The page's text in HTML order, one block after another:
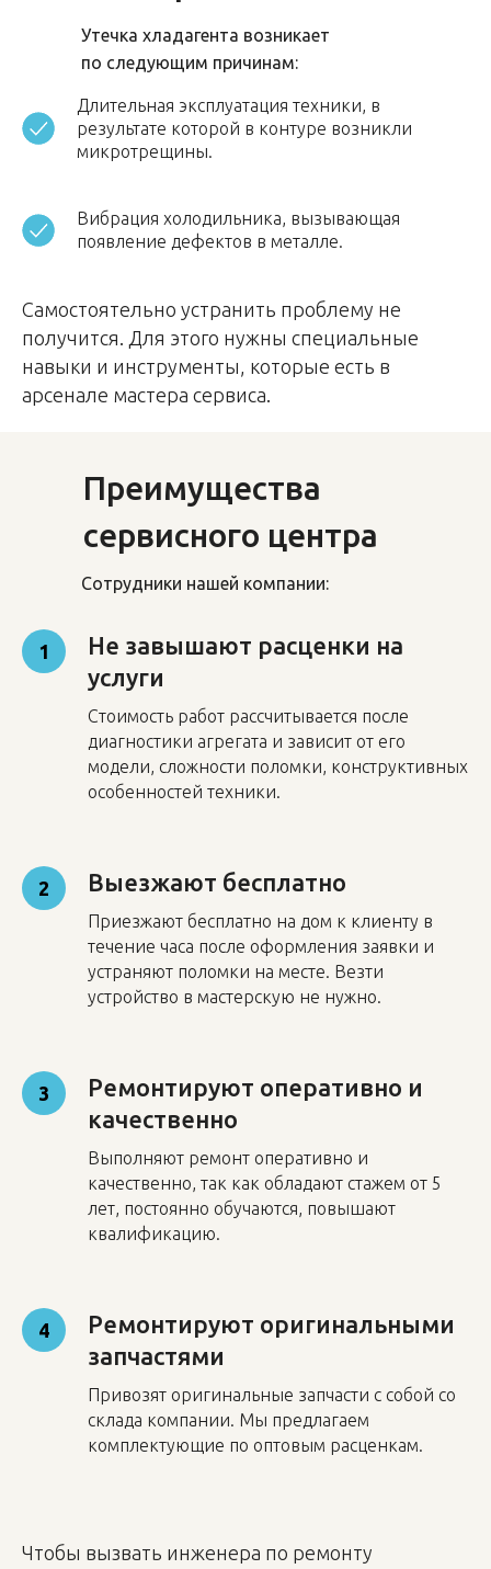
Утечка хладагента возникает
по следующим причинам:
Длительная эксплуатация техники, в
результате которой в контуре возникли
микротрещины.
Вибрация холодильника, вызывающая
появление дефектов в металле.
Самостоятельно устранить проблему не
получится. Для этого нужны специальные
навыки и инструменты, которые есть в
арсенале мастера сервиса.
Преимущества
сервисного центра
Сотрудники нашей компании:
1
Не завышают расценки на
услуги
Стоимость работ рассчитывается после
диагностики агрегата и зависит от его
модели, сложности поломки, конструктивных
особенностей техники.
2 Выезжают бесплатно
Приезжают бесплатно на дом к клиенту в
течение часа после оформления заявки и
устраняют поломки на месте. Везти
устройство в мастерскую не нужно.
3
Ремонтируют оперативно и
качественно
Выполняют ремонт оперативно и
качественно, так как обладают стажем от 5
лет, постоянно обучаются, повышают
квалификацию.
4
Ремонтируют оригинальными
запчастями
Привозят оригинальные запчасти с собой со
склада компании. Мы предлагаем
комплектующие по оптовым расценкам.
Чтобы вызвать инженера по ремонту